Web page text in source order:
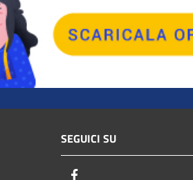
SEGUICI SU